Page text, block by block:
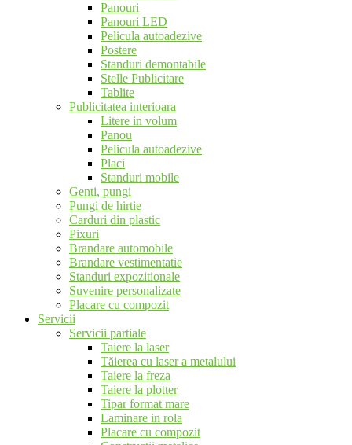
Panouri
Panouri LED
Pelicula autoadezive
Postere
Standuri demontabile
Stelle Publicitare
Tablite
Publicitatea interioara
Litere in volum
Panou
Pelicula autoadezive
Placi
Standuri mobile
Genti, pungi
Pungi de hirtie
Carduri din plastic
Pixuri
Brandare automobile
Brandare vestimentatie
Standuri expozitionale
Suvenire personalizate
Placare cu compozit
Servicii
Servicii partiale
Taiere la laser
Tăierea cu laser a metalului
Taiere la freza
Taiere la plotter
Tipar format mare
Laminare in rola
Placare cu compozit